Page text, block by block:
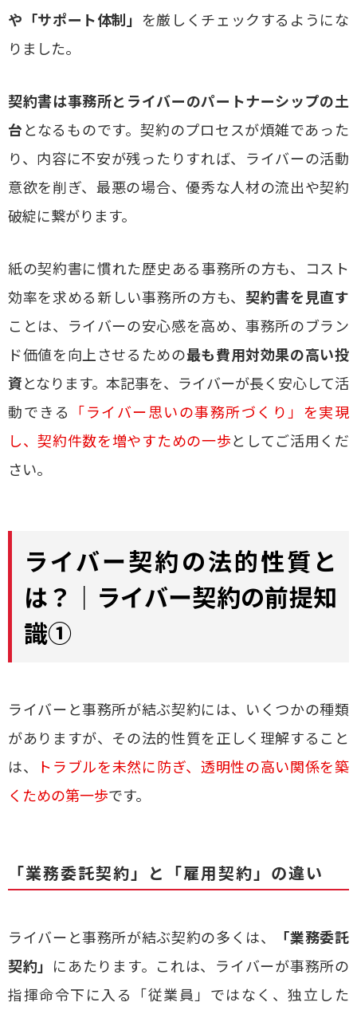
や「サポート体制」 を厳しくチェックするようにな
りました。
契約書は事務所とライバーのパートナーシップの土
台となるものです。契約のプロセスが煩雑であった
り、内容に不安が残ったりすれば、ライバーの活動
意欲を削ぎ、最悪の場合、優秀な人材の流出や契約
破綻に繋がります。
紙の契約書に慣れた歴史ある事務所の方も、コスト
効率を求める新しい事務所の方も、 契約書を見直す
ことは、ライバーの安心感を高め、事務所のブラン
ド価値を向上させるための最も費用対効果の高い投
資となります。本記事を、ライバーが長く安心して活
動できる 「ライバー思いの事務所づくり」を実現
し、契約件数を増やすための一歩としてご活用くだ
さい。
ライバー契約の法的性質と
は？｜ライバー契約の前提知
識①
ライバーと事務所が結ぶ契約には、いくつかの種類
がありますが、その法的性質を正しく理解すること
は、
トラブルを未然に防ぎ、透明性の高い関係を築
くための第一歩です。
「業務委託契約」と「雇用契約」の違い
ライバーと事務所が結ぶ契約の多くは、
「業務委託
契約」 にあたります。これは、ライバーが事務所の
指揮命令下に入る「従業員」ではなく、独立した